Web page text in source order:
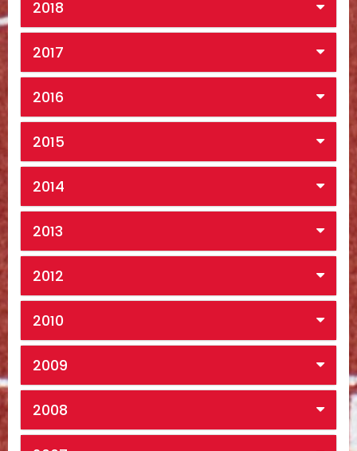
2018
2017
2016
2015
2014
2013
2012
2010
2009
2008